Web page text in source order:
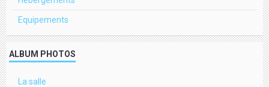
Equipements
ALBUM PHOTOS
La salle